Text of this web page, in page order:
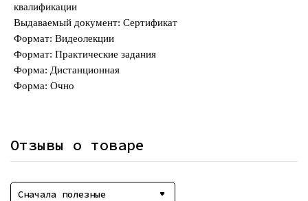
квалификации
Выдаваемый документ: Сертификат
Формат: Видеолекции
Формат: Практические задания
Форма: Дистанционная
Форма: Очно
Отзывы о товаре
Сначала полезные